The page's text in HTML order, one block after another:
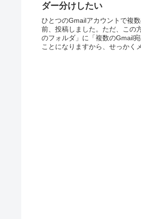
ダー分けしたい
ひとつのGmailアカウントで複
前、投稿しました。ただ、この
のフォルダ」に「複数のGmail
ことになりますから、せっかく